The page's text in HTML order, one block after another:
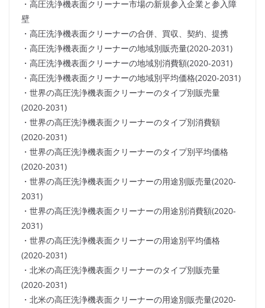
・高圧洗浄機表面クリーナー市場の新規参入企業と参入障
壁
・高圧洗浄機表面クリーナーの合併、買収、契約、提携
・高圧洗浄機表面クリーナーの地域別販売量(2020-2031)
・高圧洗浄機表面クリーナーの地域別消費額(2020-2031)
・高圧洗浄機表面クリーナーの地域別平均価格(2020-2031)
・世界の高圧洗浄機表面クリーナーのタイプ別販売量
(2020-2031)
・世界の高圧洗浄機表面クリーナーのタイプ別消費額
(2020-2031)
・世界の高圧洗浄機表面クリーナーのタイプ別平均価格
(2020-2031)
・世界の高圧洗浄機表面クリーナーの用途別販売量(2020-
2031)
・世界の高圧洗浄機表面クリーナーの用途別消費額(2020-
2031)
・世界の高圧洗浄機表面クリーナーの用途別平均価格
(2020-2031)
・北米の高圧洗浄機表面クリーナーのタイプ別販売量
(2020-2031)
・北米の高圧洗浄機表面クリーナーの用途別販売量(2020-